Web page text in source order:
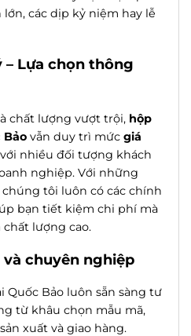
các dịp kỷ niệm hay lễ
– Lựa chọn thông
chất lượng vượt trội, hộp
Bảo vẫn duy trì mức giá
nhiều đối tượng khách
nghiệp. Với những
tôi luôn có các chính
bạn tiết kiệm chi phí mà
chất lượng cao.
chuyên nghiệp
Bảo luôn sẵn sàng tư
từ khâu chọn mẫu mã,
xuất và giao hàng.